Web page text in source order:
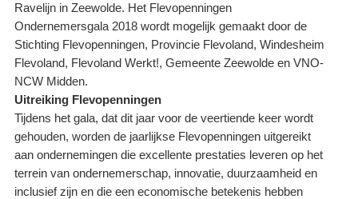
Ravelijn in Zeewolde. Het Flevopenningen
Ondernemersgala 2018 wordt mogelijk gemaakt door de
Stichting Flevopenningen, Provincie Flevoland, Windesheim
Flevoland, Flevoland Werkt!, Gemeente Zeewolde en VNO-
NCW Midden.
Uitreiking Flevopenningen
Tijdens het gala, dat dit jaar voor de veertiende keer wordt
gehouden, worden de jaarlijkse Flevopenningen uitgereikt
aan ondernemingen die excellente prestaties leveren op het
terrein van ondernemerschap, innovatie, duurzaamheid en
inclusief zijn en die een economische betekenis hebben